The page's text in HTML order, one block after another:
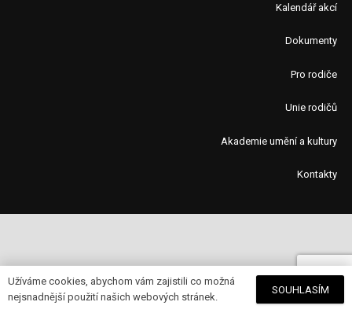
Kalendář akcí
Dokumenty
Pro rodiče
Unie rodičů
Akademie umění a kultury
Kontakty
Užíváme cookies, abychom vám zajistili co možná
nejsnadnější použití našich webových stránek.
SOUHLASÍM